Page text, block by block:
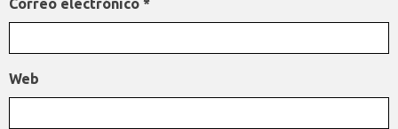
Correo electrónico *
Web